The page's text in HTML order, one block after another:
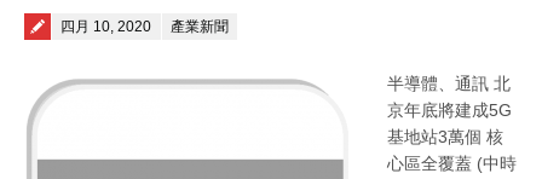
Posted on
四月 10, 2020 產業新聞
半導體、通訊 北
京年底將建成5G
基地站3萬個 核
心區全覆蓋 (中時